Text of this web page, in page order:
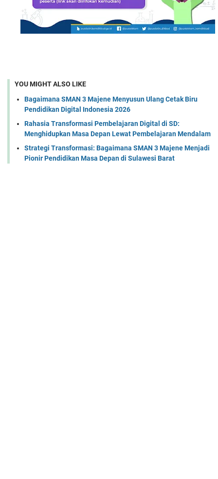
YOU MIGHT ALSO LIKE
Bagaimana SMAN 3 Majene Menyusun Ulang Cetak Biru
Pendidikan Digital Indonesia 2026
Rahasia Transformasi Pembelajaran Digital di SD:
Menghidupkan Masa Depan Lewat Pembelajaran Mendalam
Strategi Transformasi: Bagaimana SMAN 3 Majene Menjadi
Pionir Pendidikan Masa Depan di Sulawesi Barat